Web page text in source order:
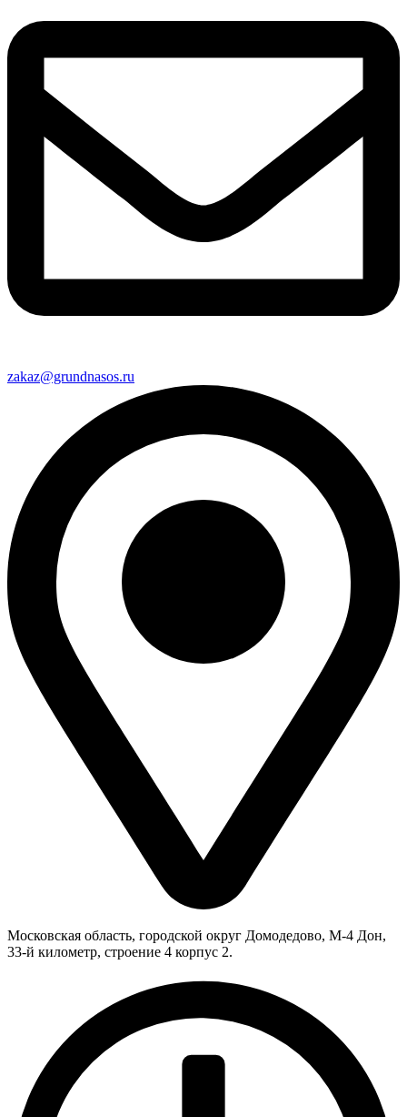
zakaz@grundnasos.ru
Московская область, городской округ Домодедово, М-4 Дон,
33-й километр, строение 4 корпус 2.